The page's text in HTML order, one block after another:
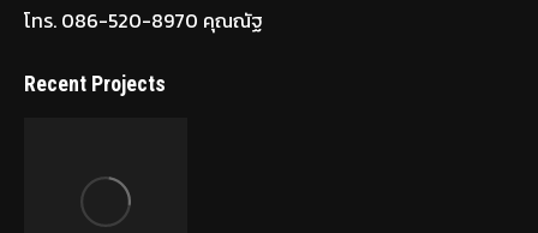
โทร. 086-520-8970 คุณณัฐ
Recent Projects